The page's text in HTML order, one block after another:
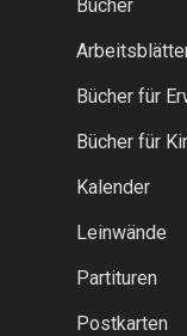
Bücher
Bücher für
Bücher für
Kalender
Leinwände
Partituren
Postkarten